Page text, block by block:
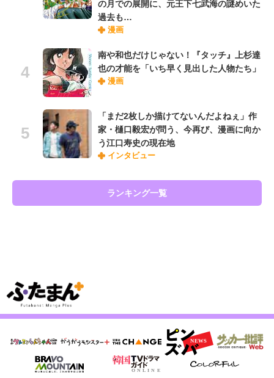
の月での展開に、元王下七武海の謎めいた
過去も…
漫画
南や和也だけじゃない！『タッチ』上杉達
也の才能を「いち早く見出した人物たち」
漫画
「まだ2枚しか描けてないんだよねぇ」作
家・樋口毅宏が問う、今再び、漫画に向か
う江口寿史の現在地
インタビュー
ランキング一覧